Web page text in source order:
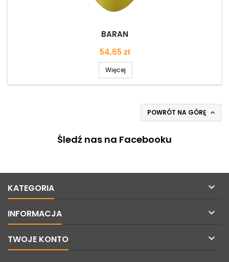
BARAN
Cena
54,65 zł
Więcej
POWRÓT NA GÓRĘ 
Śledź nas na Facebooku
KATEGORIA 
INFORMACJA 
TWOJE KONTO 